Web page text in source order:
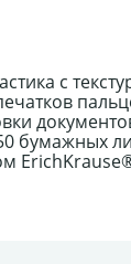
с
бумажных